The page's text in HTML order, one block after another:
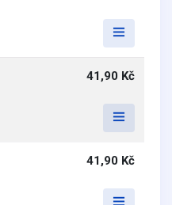
41,90 Kč
41,90 Kč